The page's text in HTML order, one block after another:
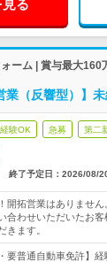
る
ーム | 賞与最大160
業（反響型）】
験OK 急募 第二
終了予定日： 2026/08/
開拓営業はありません
合わせいただいたお
きます。
・要普通自動車免許】